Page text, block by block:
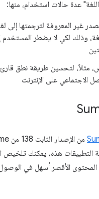
عدة حالات استخدام، منها:
غير المعروفة لترجمتها إلى
وذلك لكي لا يضطر المستخدم
مثلاً، لتحسين طريقة نطق
الاجتماعي على الإنترنت
التطبيقات هذه، يمكنك تلخيص
الأقصر أسهل في الوصول